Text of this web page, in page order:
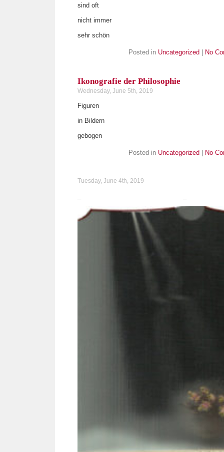
sind oft
nicht immer
sehr schön
Posted in Uncategorized No
Ikonografie der Philosophie
Wednesday, June 5th, 2019
Figuren
in Bildern
gebogen
Posted in Uncategorized No
Tuesday, June 4th, 2019